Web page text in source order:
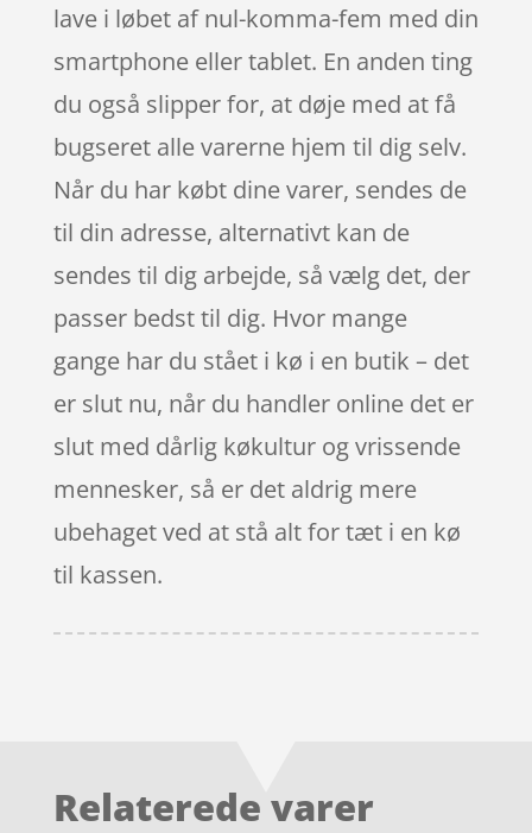
lave i løbet af nul-komma-fem med din
smartphone eller tablet. En anden ting
du også slipper for, at døje med at få
bugseret alle varerne hjem til dig selv.
Når du har købt dine varer, sendes de
til din adresse, alternativt kan de
sendes til dig arbejde, så vælg det, der
passer bedst til dig. Hvor mange
gange har du stået i kø i en butik – det
er slut nu, når du handler online det er
slut med dårlig køkultur og vrissende
mennesker, så er det aldrig mere
ubehaget ved at stå alt for tæt i en kø
til kassen.
Relaterede varer